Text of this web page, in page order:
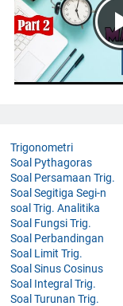
Trigonometri
Soal Pythagoras
Soal Persamaan Trig.
Soal Segitiga Segi-n
soal Trig. Analitika
Soal Fungsi Trig.
Soal Perbandingan
Soal Limit Trig.
Soal Sinus Cosinus
Soal Integral Trig.
Soal Turunan Trig.